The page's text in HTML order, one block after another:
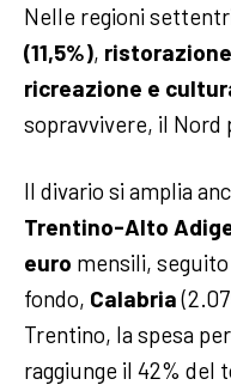
Nelle regioni
(11,5%),
ricreazione e
sopravvivere, il Nord
Il divario si amplia
Trentino-Alto
euro mensili, seguito
fondo, Calabria
Trentino, la spesa
raggiunge il 42% del